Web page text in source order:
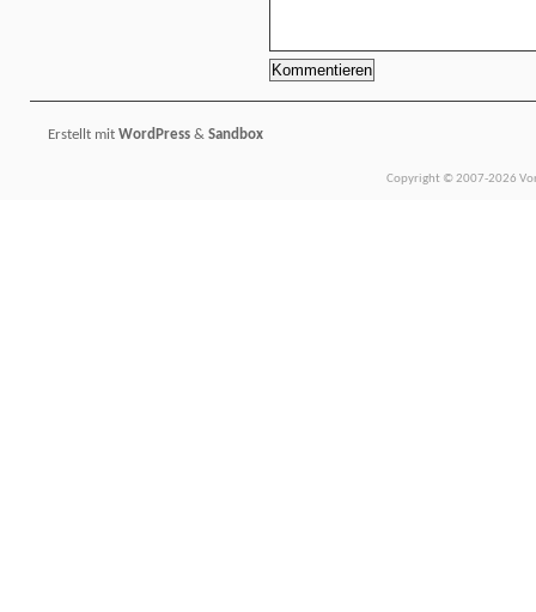
Erstellt mit WordPress & Sandbox
Copyright © 2007-2026